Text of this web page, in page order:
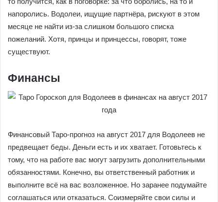
напоролись. Водолеи, ищущие партнёра, рискуют в этом
месяце не найти из-за слишком большого списка
пожеланий. Хотя, принцы и принцессы, говорят, тоже
существуют.
Финансы
Финансовый Таро-прогноз на август 2017 для Водолеев не
предвещает беды. Деньги есть и их хватает. Готовьтесь к
тому, что на работе вас могут загрузить дополнительными
обязанностями. Конечно, вы ответственный работник и
выполните всё на вас возложенное. Но заранее подумайте
соглашаться или отказаться. Соизмеряйте свои силы и